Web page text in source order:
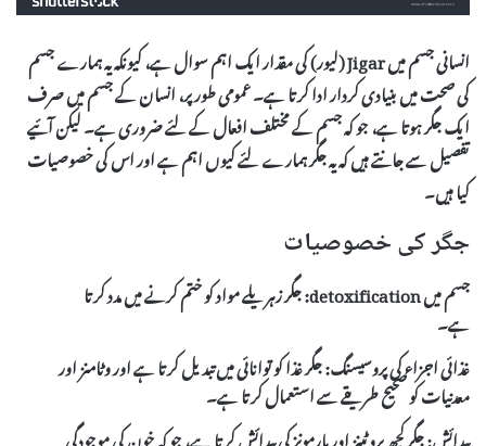
انسانی جسم میںJigar(لیور) کی مقدار ایک اہم سوال ہے، کیونکہ یہ ہمارے جسم
کی صحت میں بنیادی کردار ادا کرتا ہے۔ عمومی طور پر، انسان کے جسم میں صرف
ایک جگرہوتا ہے، جو کہ جسم کے مختلف افعال کے لئے ضروری ہے۔ لیکن آئیے
تفصیل سے جانتے ہیں کہ یہ جگر ہمارے لئے کیوں اہم ہے اور اس کی خصوصیات
کیا ہیں۔
جگر کی خصوصیات
جسم میں detoxification: جگر زہریلے مواد کو ختم کرنے میں مدد کرتا
ہے۔
غذائی اجزاء کی پروسیسنگ:جگر غذا کو توانائی میں تبدیل کرتا ہے اور وٹامنز اور
معدنیات کو صحیح طریقے سے استعمال کرتا ہے۔
پیدائش:جگر کچھ پروٹینز اور ہارمونز کی پیدائش کرتا ہے، جو کہ خون کی موجودگی